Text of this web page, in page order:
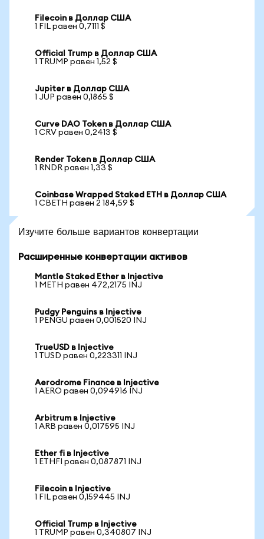
Filecoin в Доллар США
1 FIL равен 0,7111 $
Official Trump в Доллар США
1 TRUMP равен 1,52 $
Jupiter в Доллар США
1 JUP равен 0,1865 $
Curve DAO Token в Доллар США
1 CRV равен 0,2413 $
Render Token в Доллар США
1 RNDR равен 1,33 $
Coinbase Wrapped Staked ETH в Доллар США
1 CBETH равен 2 184,59 $
Изучите больше вариантов конвертации
Расширенные конвертации активов
Mantle Staked Ether в Injective
1 METH равен 472,2175 INJ
Pudgy Penguins в Injective
1 PENGU равен 0,001520 INJ
TrueUSD в Injective
1 TUSD равен 0,223311 INJ
Aerodrome Finance в Injective
1 AERO равен 0,094916 INJ
Arbitrum в Injective
1 ARB равен 0,017595 INJ
Ether fi в Injective
1 ETHFI равен 0,087871 INJ
Filecoin в Injective
1 FIL равен 0,159445 INJ
Official Trump в Injective
1 TRUMP равен 0,340807 INJ